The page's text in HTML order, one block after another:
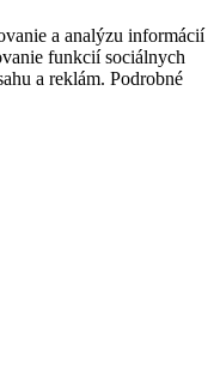
a analýzu informácií
funkcií sociálnych
a reklám. Podrobné